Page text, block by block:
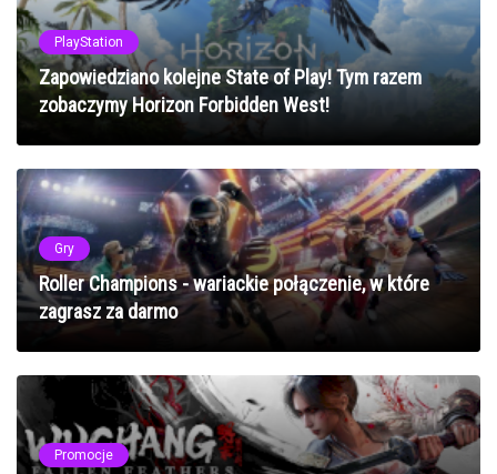
PlayStation
Zapowiedziano kolejne State of Play! Tym razem
zobaczymy Horizon Forbidden West!
Gry
Roller Champions - wariackie połączenie, w które
zagrasz za darmo
Promocje